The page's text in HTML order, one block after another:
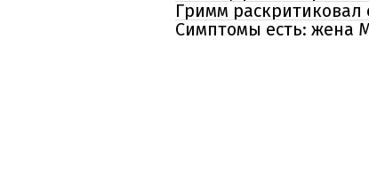
Гримм
Симптомы есть: жена